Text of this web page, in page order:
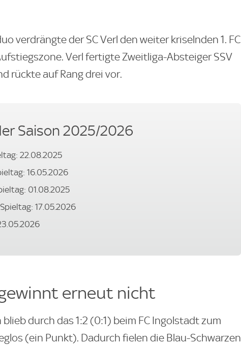
verdrängte der SC Verl den weiter kriselnden 1. FC
Verl fertigte Zweitliga-Absteiger SSV
rückte auf Rang drei vor.
Saison 2025/2026
22.08.2025
16.05.2026
01.08.2025
17.05.2026
erneut nicht
durch das 1:2 (0:1) beim FC Ingolstadt zum
(ein Punkt). Dadurch fielen die Blau-Schwarzen